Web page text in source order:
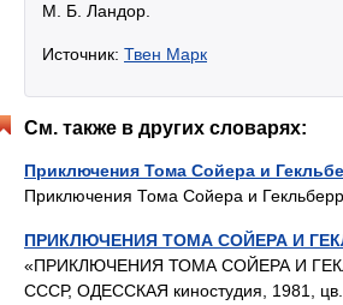
М. Б. Ландор.
Источник: Твен Марк
См. также в других словарях:
Приключения Тома Сойера и
Приключения Тома Сойера и
ПРИКЛЮЧЕНИЯ ТОМА СОЙЕРА И
«ПРИКЛЮЧЕНИЯ ТОМА СОЙЕРА И
СССР, ОДЕССКАЯ киностудия, 1981,